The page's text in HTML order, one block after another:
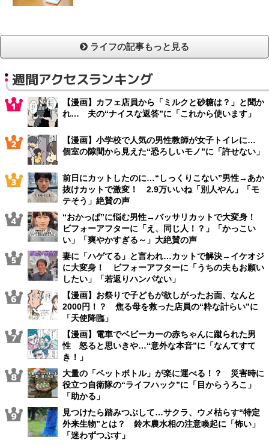
ライフの記事もっと見る
週間アクセスランキング
【漫画】カフェ店員から「ミルクと砂糖は？」と聞か
れ… 夫の“ナイスな返答”に「これから使います」
【漫画】小学校で人気の男性教師が女子トイレに…
個室の隙間から見えた“恐ろしいモノ”に「許せない」
前日にカットしたのに…“しっくりこない”男性→あか
抜けカットで激変！ 2.9万いいね「別人やん」「モ
テそう」絶賛の声
“おかっぱ”に悩む男性→バッサリカットで大変身！
ビフォーアフターに「え、同じ人！？」「かっこい
い」「爽やかすぎる～」大絶賛の声
妻に「ハゲてる」と言われ…カットで解決→イケオジ
に大変身！ ビフォーアフターに「うちの夫もお願い
したい」「若返りハンパない」
【漫画】お祭りで子どもが欲しがったお面、なんと
2000円！？ 焦る母を救った店員の“粋な計らい”に
「天使降臨」
【漫画】電車でベビーカーの赤ちゃんに蹴られた男
性 怒ると思いきや…“意外な本音”に「なんてすて
き！」
大量の「ペットボトル」が楽に運べる！？ 災害時に
役立つ自衛隊の“ライフハック”に「目からうろこ」
「助かる」
見つけたら踏みつぶして…サクラ、ウメ枯らす“特定
外来生物”とは？ 鈴木農水相の注意喚起に「怖い」
「迷わずつぶす」